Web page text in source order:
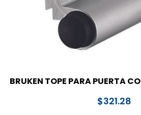
BRUKEN TOPE PARA PUERTA
$321.28